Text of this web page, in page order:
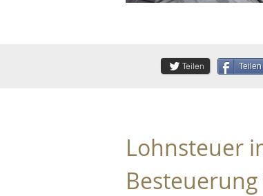
Teilen Teilen
Lohnsteuer